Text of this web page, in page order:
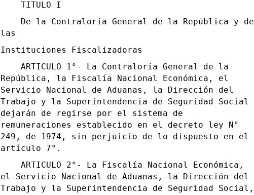
TITULO I
De la Contraloría General de la República y de
las
Instituciones Fiscalizadoras
ARTICULO 1°- La Contraloría General de la
República, la Fiscalía Nacional Económica, el
Servicio Nacional de Aduanas, la Dirección del
Trabajo y la Superintendencia de Seguridad Social
dejarán de regirse por el sistema de
remuneraciones establecido en el decreto ley N°
249, de 1974, sin perjuicio de lo dispuesto en el
artículo 7°.
ARTICULO 2°- La Fiscalía Nacional Económica,
el Servicio Nacional de Aduanas, la Dirección del
Trabajo y la Superintendencia de Seguridad Social,